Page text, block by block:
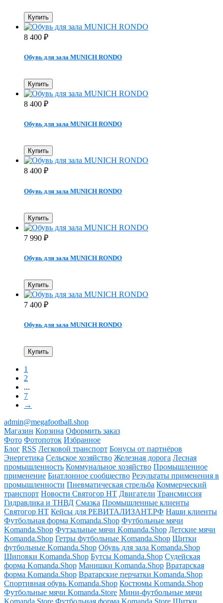
Купить
8 400 ₽
Обувь для зала MUNICH RONDO
Купить
8 400 ₽
Обувь для зала MUNICH RONDO
Купить
8 400 ₽
Обувь для зала MUNICH RONDO
Купить
7 990 ₽
Обувь для зала MUNICH RONDO
Купить
7 400 ₽
Обувь для зала MUNICH RONDO
Купить
1
2
...
7
→
admin@megafootball.shop
Магазин Корзина Оформить заказ
Фото Фотопоток Избранное
Блог RSS Легковой транспорт Бонусы от партнёров
Энергетика Сельское хозяйство Железная дорога Лесная
промышленность Коммунальное хозяйство Промышленное
применение Биатлонное сообщество Результаты применения в
промышленности Пневматическая стрельба Коммерческий
транспорт Новости Святогор НТ Двигатели Трансмиссия
Гидравлика и ТНВД Смазка Промышленные клиенты
Святогор НТ Кейсы для РЕВИТАЛИЗАНТ.РФ Наши клиенты
Футбольная форма Komanda.Shop Футбольные мячи
Komanda.Shop Футзальные мячи Komanda.Shop Детские мячи
Komanda.Shop Гетры футбольные Komanda.Shop Щитки
футбольные Komanda.Shop Обувь для зала Komanda.Shop
Шиповки Komanda.Shop Бутсы Komanda.Shop Судейская
форма Komanda.Shop Манишки Komanda.Shop Вратарская
форма Komanda.Shop Вратарские перчатки Komanda.Shop
Спортивная обувь Komanda.Shop Костюмы Komanda.Shop
Футбольные мячи Komanda.Store Мини-футбольные мячи